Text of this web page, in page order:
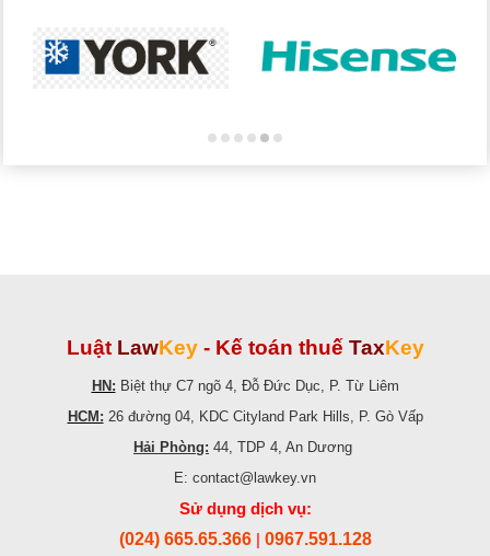
Luật LawKey - Kế toán thuế TaxKey
HN: Biệt thự C7 ngõ 4, Đỗ Đức Dục, P. Từ Liêm
HCM: 26 đường 04, KDC Cityland Park Hills, P. Gò Vấp
Hải Phòng: 44, TDP 4, An Dương
E: contact@lawkey.vn
Sử dụng dịch vụ:
(024) 665.65.366 0967.591.128